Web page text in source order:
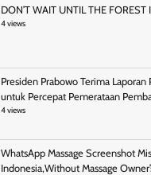
DON’T WAIT UNTIL THE FOREST
4 views
Presiden Prabowo Terima Laporan
untuk Percepat Pemerataan
4 views
WhatsApp Massage Screenshot
Indonesia,Without Massage